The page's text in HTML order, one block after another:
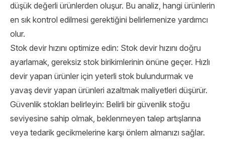
düşük değerli ürünlerden oluşur. Bu analiz, hangi ürünlerin
en sık kontrol edilmesi gerektiğini belirlemenize yardımcı
olur.
Stok devir hızını optimize edin: Stok devir hızını doğru
ayarlamak, gereksiz stok birikimlerinin önüne geçer. Hızlı
devir yapan ürünler için yeterli stok bulundurmak ve
yavaş devir yapan ürünleri azaltmak maliyetleri düşürür.
Güvenlik stokları belirleyin: Belirli bir güvenlik stoğu
seviyesine sahip olmak, beklenmeyen talep artışlarına
veya tedarik gecikmelerine karşı önlem almanızı sağlar.